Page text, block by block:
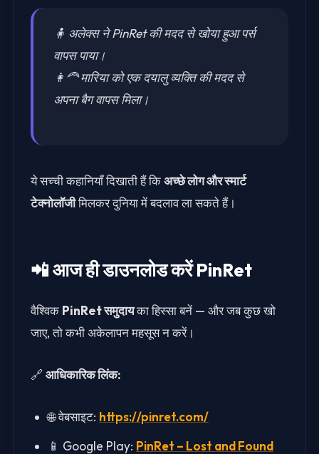
🧍 अलेक्स ने PinRet की मदद से खोया हुआ पर्स
वापस पाया।
👩‍🦰 मारिया को एक दयालु व्यक्ति की मदद से
अपना बैग वापस मिला।
ये सच्ची कहानियाँ दिखाती हैं किअच्छे लोग और स्मार्ट
टेक्नोलॉजीमिलकर दुनिया में बदलाव ला सकते हैं।
📲 आज ही डाउनलोड करें PinRet
वैश्विक PinRet समुदायका हिस्सा बनें — और जब कुछ खो
जाए, तो कभी अकेलापन महसूस न करें।
🔗आधिकारिक लिंक:
🌐 वेबसाइट: https://pinret.com/
📱 Google Play: PinRet – Lost and Found